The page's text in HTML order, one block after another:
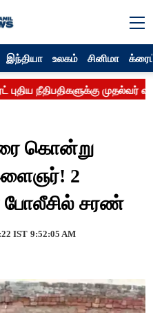
இந்தியா உலகம் சினிமா
கொன்று
2
போலீசில் சரண்
IST 9:52:05 AM